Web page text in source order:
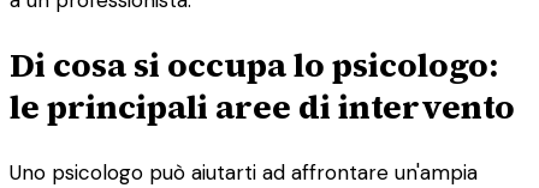
Di cosa si occupa lo psicologo:
le principali aree di intervento
Uno psicologo può aiutarti ad affrontare un'ampia